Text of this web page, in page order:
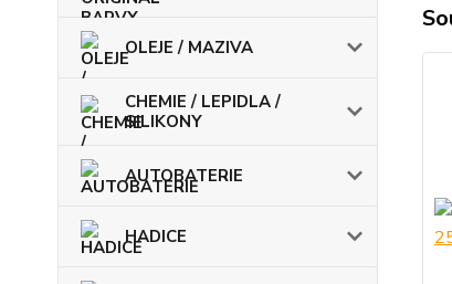
OLEJE / MAZIVA
CHEMIE / LEPIDLA /
SILIKONY
AUTOBATERIE
HADICE